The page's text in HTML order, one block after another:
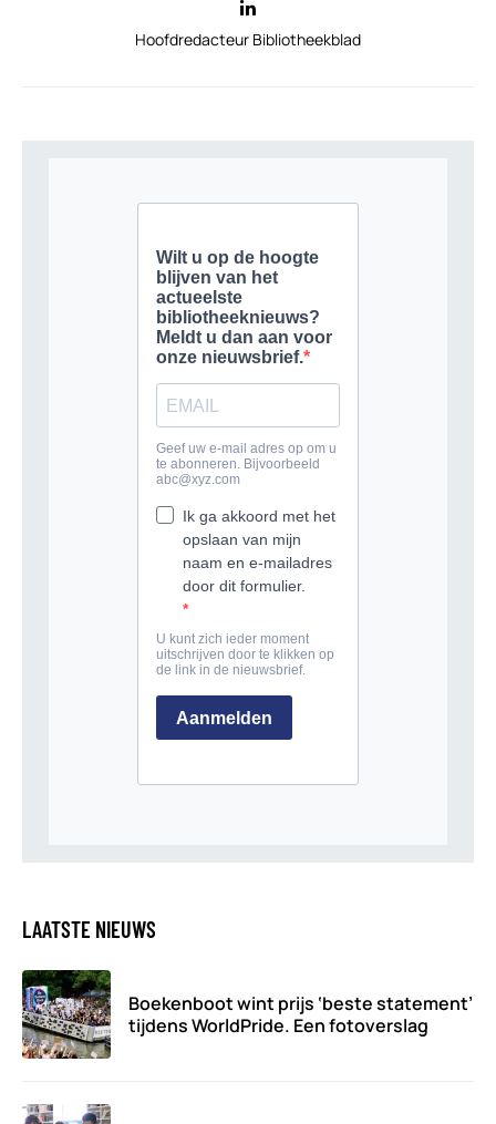
Hoofdredacteur Bibliotheekblad
LAATSTE NIEUWS
Boekenboot wint prijs ‘beste statement’
tijdens WorldPride. Een fotoverslag